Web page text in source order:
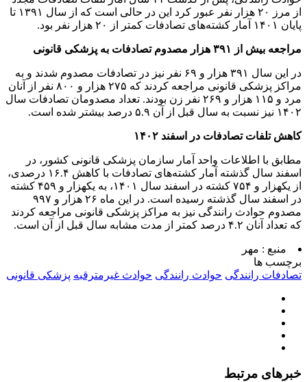
از مرز ۲۰ هزار نفر عبور کرد این در حالی است که از سال ۱۳۹۱ تا
پایان ۱۴۰۱ آمار کشته‌های تصادفات کمتر از ۲۰ هزار نفر بود.
مراجعه بیش از ۳۹۱ هزار مصدوم تصادفات به پزشکی قانونی
در این سال ۳۹۱ هزار و ۶۹ نفر نیز در تصادفات مصدوم شدند و به
مراکز پزشکی قانونی مراجعه کردند که ۲۷۵ هزار و ۸۰۰ نفر از آنان
مرد و ۱۱۵ هزار و ۲۶۹ نفر زن بودند. تعداد مصدومان تصادفات سال
۱۴۰۲ نیز نسبت به سال قبل از آن ۵.۹ درصد بیشتر شده است.
کاهش تلفات تصادفات در اسفند ۱۴۰۲
مطابق با اطلاعات واحد آمار سازمان پزشکی قانونی کشور، در
اسفند سال گذشته آمار کشته‌های تصادفات با کاهش ۱۶.۴ درصدی،
از یکهزار و ۷۵۴ کشته در اسفند سال ۱۴۰۱، به یکهزار و ۴۵۹ کشته
در اسفند سال گذشته رسیده است. در این ماه ۲۶ هزار و ۹۹۷
مصدوم حوادث رانندگی نیز به مراکز پزشکی قانونی مراجعه کردند
که تعداد آنان ۴.۲ درصد کمتر از مدت مشابه سال قبل از آن است.
منبع : مهر
برچسب ها
تصادفات رانندگی حوادث رانندگی حوادث غیرمترقبه پزشکی قانونی
خبرهای مرتبط